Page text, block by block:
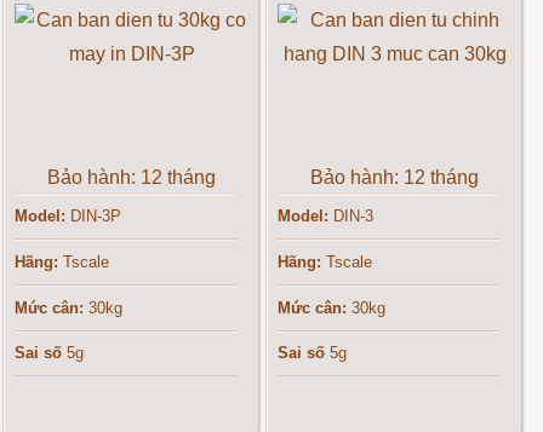
Bảo hành: 12 tháng
Model: DIN-3P
Hãng: Tscale
Mức cân: 30kg
Sai số 5g
Bảo hành: 12 tháng
Model: DIN-3
Hãng: Tscale
Mức cân: 30kg
Sai số 5g